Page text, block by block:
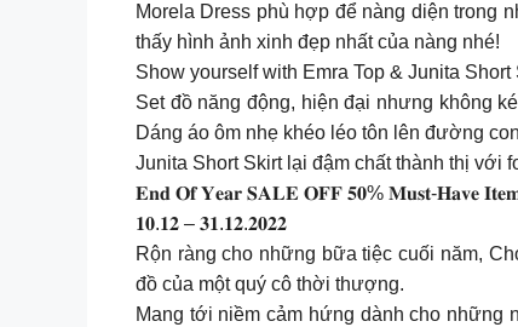
Morela Dress phù hợp để nàng diện trong
thấy hình ảnh xinh đẹp nhất của nàng nhé!
Show yourself with Emra Top & Junita Short
Set đồ năng động, hiện đại nhưng không
Dáng áo ôm nhẹ khéo léo tôn lên đường
Junita Short Skirt lại đậm chất thành thị với
𝐄𝐧𝐝 𝐎𝐟 𝐘𝐞𝐚𝐫 𝐒𝐀𝐋𝐄 𝐎𝐅𝐅 𝟓𝟎% 𝐌𝐮𝐬𝐭-𝐇𝐚𝐯𝐞
𝟏𝟎.𝟏𝟐 – 𝟑𝟏.𝟏𝟐.𝟐𝟎𝟐𝟐
Rộn ràng cho những bữa tiệc cuối năm,
đồ của một quý cô thời thượng.
Mang tới niềm cảm hứng dành cho những